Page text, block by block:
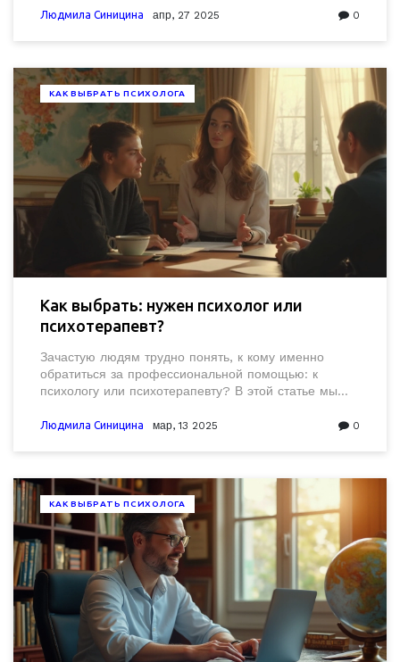
где можно столкнуться с психологом, и даю
Людмила Синицина апр, 27 2025 0
КАК ВЫБРАТЬ ПСИХОЛОГА
Как выбрать: нужен психолог или
психотерапевт?
Зачастую людям трудно понять, к кому именно
обратиться за профессиональной помощью: к
психологу или психотерапевту? В этой статье мы
специалистами и подскажем, в каких случаях
найти подходящего специалиста для решения
ваших проблем.
Людмила Синицина мар, 13 2025 0
КАК ВЫБРАТЬ ПСИХОЛОГА